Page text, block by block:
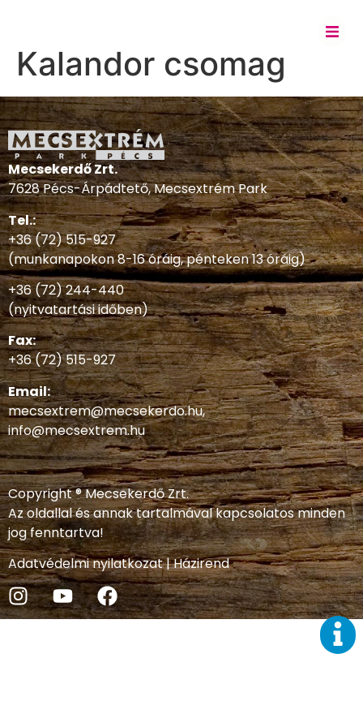
Kalandor csomag
Mecsekerdő Zrt.
7628 Pécs-Árpádtető, Mecsextrém Park
Tel.:
+36 (72) 515-927
(munkanapokon 8-16 óráig, pénteken 13 óráig)
+36 (72) 244-440
(nyitvatartási időben)
Fax:
+36 (72) 515-927
Email:
mecsextrem@mecsekerdo.hu,
info@mecsextrem.hu
Copyright ® Mecsekerdő Zrt.
Az oldallal és annak tartalmával kapcsolatos minden
jog fenntartva!
Adatvédelmi nyilatkozat|Házirend